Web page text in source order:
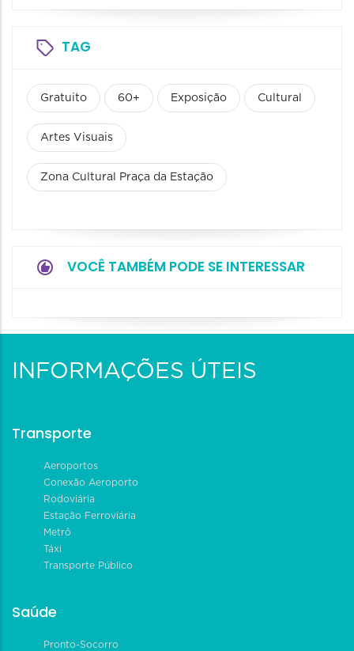
TAG
Gratuito 60+ Exposição Cultural
Artes Visuais
Zona Cultural Praça da Estação
VOCÊ TAMBÉM PODE SE INTERESSAR
INFORMAÇÕES ÚTEIS
Transporte
Aeroportos
Conexão Aeroporto
Rodoviária
Estação Ferroviária
Metrô
Táxi
Transporte Público
Saúde
Pronto-Socorro